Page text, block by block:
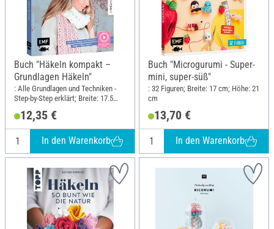
Buch "Häkeln kompakt –
Grundlagen Häkeln"
: Alle Grundlagen und Techniken -
Step-by-Step erklärt; Breite: 17.5
12,35 €
In den Warenkorb
Buch "Microgurumi - Super-
mini, super-süß"
: 32 Figuren; Breite: 17 cm; Höhe: 21
cm
13,70 €
In den Warenkorb